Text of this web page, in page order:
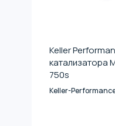
Keller
катализатора
750s
Keller-